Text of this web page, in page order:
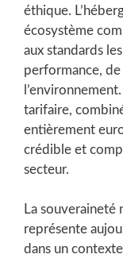
éthique.
écosystème
aux standards
performance,
tarifaire,
entièrement
crédible et
secteur.
La souveraineté
représente
dans un